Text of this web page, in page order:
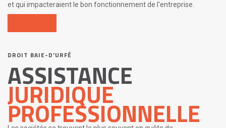
et qui impacteraient le bon fonctionnement de l'entreprise.
DROIT BAIE-D'URFÉ
ASSISTANCE
JURIDIQUE
PROFESSIONNELLE